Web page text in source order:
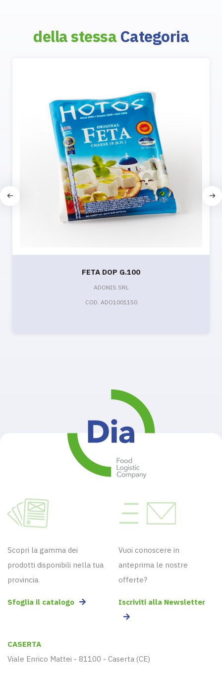
della stessa Categoria
FETA DOP G.100
ADONIS SRL
COD. ADO1001150
Scopri la gamma dei
prodotti disponibili nella tua
provincia.
Sfoglia il catalogo
Vuoi conoscere in
anteprima le nostre
offerte?
Iscriviti alla Newsletter
CASERTA
Viale Enrico Mattei - 81100 - Caserta (CE)